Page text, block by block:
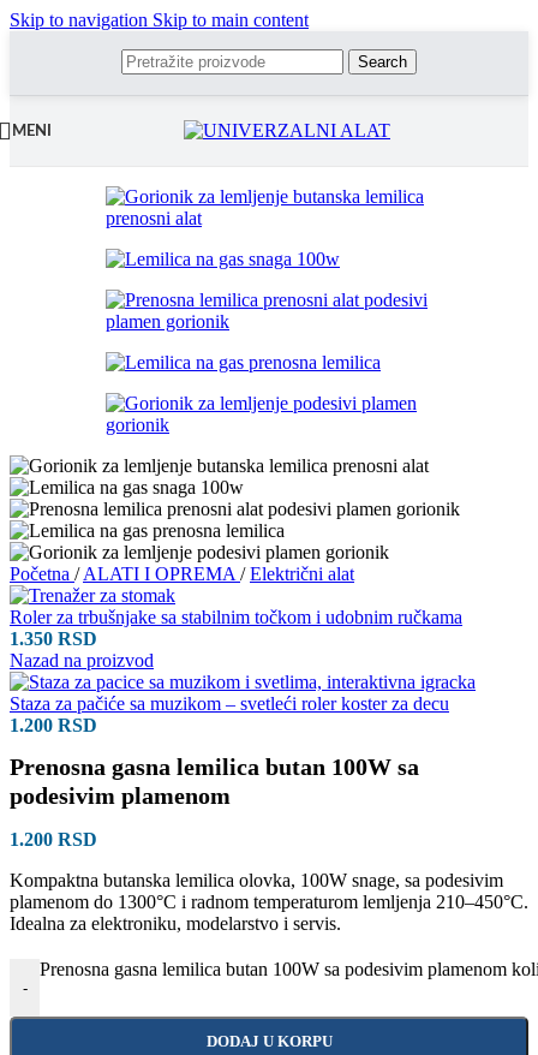
Skip to navigation Skip to main content
Search
MENI
Početna / ALATI I OPREMA / Električni alat
Roler za trbušnjake sa stabilnim točkom i udobnim ručkama
1.350 RSD
Nazad na proizvod
Staza za pačiće sa muzikom – svetleći roler koster za decu
1.200 RSD
Prenosna gasna lemilica butan 100W sa
podesivim plamenom
1.200 RSD
Kompaktna butanska lemilica olovka, 100W snage, sa podesivim
plamenom do 1300°C i radnom temperaturom lemljenja 210–450°C.
Idealna za elektroniku, modelarstvo i servis.
-
Prenosna gasna lemilica butan 100W sa podesivim plamenom
DODAJ U KORPU